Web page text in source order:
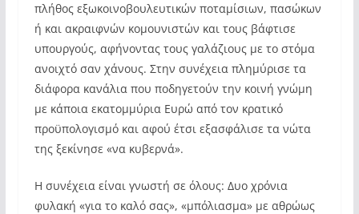
πλήθος εξωκοινοβουλευτικών ποταμίσιων, πασώκων
ή και ακραιφνών κομουνιστών και τους βάφτισε
υπουργούς, αφήνοντας τους γαλάζιους με το στόμα
ανοιχτό σαν χάνους. Στην συνέχεια πλημύρισε τα
διάφορα κανάλια που ποδηγετούν την κοινή γνώμη
με κάποια εκατομμύρια Ευρώ από τον κρατικό
προϋπολογισμό και αφού έτσι εξασφάλισε τα νώτα
της ξεκίνησε «να κυβερνά».
Η συνέχεια είναι γνωστή σε όλους: Δυο χρόνια
φυλακή «για το καλό σας», «μπόλιασμα» με αθρώως